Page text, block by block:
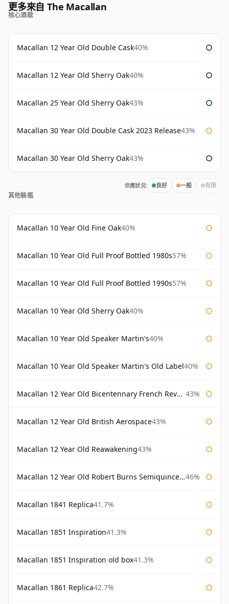
更多來自 The Macallan
核心酒款
Macallan 12 Year Old Double Cask40%
Macallan 12 Year Old Sherry Oak40%
Macallan 25 Year Old Sherry Oak43%
Macallan 30 Year Old Double Cask 2023 Release43%
Macallan 30 Year Old Sherry Oak43%
供應狀況: 良好 一般 有限
其他裝瓶
Macallan 10 Year Old Fine Oak40%
Macallan 10 Year Old Full Proof Bottled 1980s57%
Macallan 10 Year Old Full Proof Bottled 1990s57%
Macallan 10 Year Old Sherry Oak40%
Macallan 10 Year Old Speaker Martin's40%
Macallan 10 Year Old Speaker Martin's Old Label40%
Macallan 12 Year Old Bicentennary French Revolution 43%
Macallan 12 Year Old British Aerospace43%
Macallan 12 Year Old Reawakening43%
Macallan 12 Year Old Robert Burns Semiquincentenary 46%
Macallan 1841 Replica41.7%
Macallan 1851 Inspiration41.3%
Macallan 1851 Inspiration old box41.3%
Macallan 1861 Replica42.7%